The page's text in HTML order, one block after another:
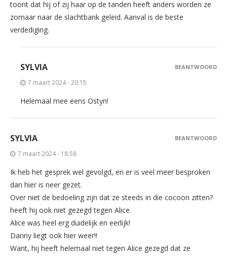
toont dat hij of zij haar op de tanden heeft anders worden ze
zomaar naar de slachtbank geleid. Aanval is de beste
verdediging.
SYLVIA
7 maart 2024 - 20:15
Helemaal mee eens Ostyn!
BEANTWOORD
SYLVIA
7 maart 2024 - 18:58
Ik heb het gesprek wel gevolgd, en er is veel meer besproken
dan hier is neer gezet.
Over niet de bedoeling zijn dat ze steeds in die cocoon zitten?
heeft hij ook niet gezegd tegen Alice.
Alice was heel erg duidelijk en eerlijk!
Danny liegt ook hier weer!!
Want, hij heeft helemaal niet tegen Alice gezegd dat ze
BEANTWOORD